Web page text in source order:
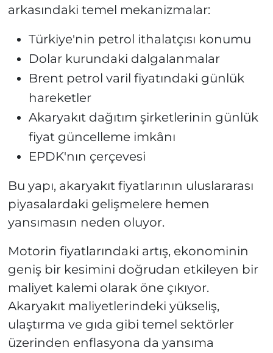
arkasındaki temel mekanizmalar:
Türkiye'nin petrol ithalatçısı konumu
Dolar kurundaki dalgalanmalar
Brent petrol varil fiyatındaki günlük
hareketler
Akaryakıt dağıtım şirketlerinin günlük
fiyat güncelleme imkânı
EPDK'nın çerçevesi
Bu yapı, akaryakıt fiyatlarının uluslararası
piyasalardaki gelişmelere hemen
yansımasın neden oluyor.
Motorin fiyatlarındaki artış, ekonominin
geniş bir kesimini doğrudan etkileyen bir
maliyet kalemi olarak öne çıkıyor.
Akaryakıt maliyetlerindeki yükseliş,
ulaştırma ve gıda gibi temel sektörler
üzerinden enflasyona da yansıma